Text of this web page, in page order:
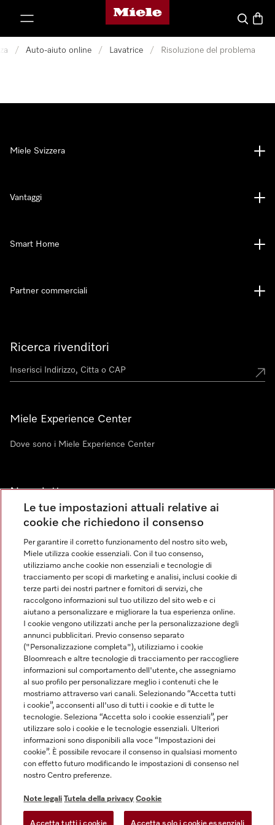
Homepage di Miele
Cerca
/ Auto-aiuto online / Lavatrice / Risoluzione del problema
Ricerca rivenditori
Miele Experience Center
Dove sono i Miele Experience Center
Newsletter
Linguaggio
ITALIANO
Miele Svizzera
Vantaggi
Smart Home
Partner commerciali
Note Legali
Tutela della privacy
Miele su YoutubeMiele su Instagram
Miele su Facebook
Miele on Pinterest
Miele su LinkedIn
Le tue impostazioni attuali relative ai
cookie che richiedono il consenso
Per garantire il corretto funzionamento del nostro sito web,
Miele utilizza cookie essenziali. Con il tuo consenso,
utilizziamo anche cookie non essenziali e tecnologie di
tracciamento per scopi di marketing e analisi, inclusi cookie di
terze parti dei nostri partner e fornitori di servizi, che
raccolgono informazioni sul tuo utilizzo del sito web e ci
aiutano a personalizzare e migliorare la tua esperienza online.
I cookie vengono utilizzati anche per la personalizzazione degli
annunci pubblicitari. Previo consenso separato
("Personalizzazione completa"), utilizziamo i cookie
Bloomreach e altre tecnologie di tracciamento per raccogliere
informazioni sul comportamento dell'utente, che assegniamo
al suo profilo per personalizzare meglio i contenuti che le
mostriamo attraverso vari canali. Selezionando “Accetta tutti
i cookie”, acconsenti all'uso di tutti i cookie e di tutte le
tecnologie. Seleziona “Accetta solo i cookie essenziali”, per
utilizzare solo i cookie e le tecnologie essenziali. Ulteriori
informazioni sono disponibili alla voce “Impostazioni dei
cookie”. È possibile revocare il consenso in qualsiasi momento
con effetto futuro modificando le impostazioni di consenso nel
nostro Centro preferenze.
Note legali Tutela della privacy Cookie